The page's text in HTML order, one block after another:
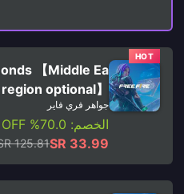
HOT
【Middle Ea
optional】
جواهر فري فاير
الخصم: 70.0% OFF
SR 33.99
125.81